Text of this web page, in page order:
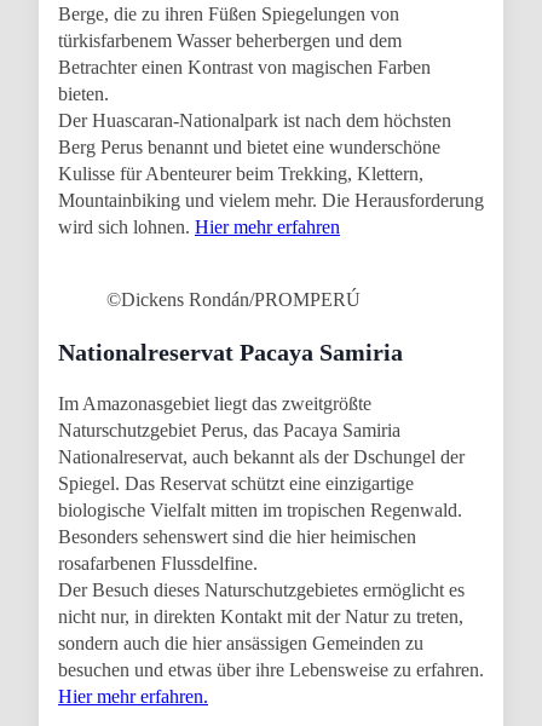
Berge, die zu ihren Füßen Spiegelungen von
türkisfarbenem Wasser beherbergen und dem
Betrachter einen Kontrast von magischen Farben
bieten.
Der Huascaran-Nationalpark ist nach dem höchsten
Berg Perus benannt und bietet eine wunderschöne
Kulisse für Abenteurer beim Trekking, Klettern,
Mountainbiking und vielem mehr. Die Herausforderung
wird sich lohnen. Hier mehr erfahren
©Dickens Rondán/PROMPERÚ
Nationalreservat Pacaya Samiria
Im Amazonasgebiet liegt das zweitgrößte
Naturschutzgebiet Perus, das Pacaya Samiria
Nationalreservat, auch bekannt als der Dschungel der
Spiegel. Das Reservat schützt eine einzigartige
biologische Vielfalt mitten im tropischen Regenwald.
Besonders sehenswert sind die hier heimischen
rosafarbenen Flussdelfine.
Der Besuch dieses Naturschutzgebietes ermöglicht es
nicht nur, in direkten Kontakt mit der Natur zu treten,
sondern auch die hier ansässigen Gemeinden zu
besuchen und etwas über ihre Lebensweise zu erfahren.
Hier mehr erfahren.